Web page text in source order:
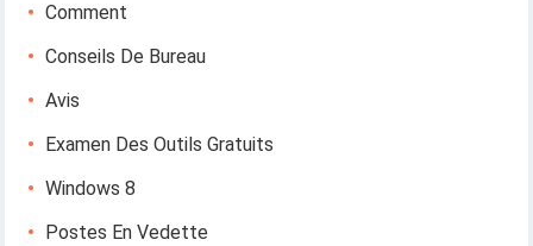
Comment
Conseils De Bureau
Avis
Examen Des Outils Gratuits
Windows 8
Postes En Vedette